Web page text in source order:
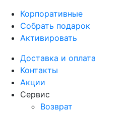
Корпоративные
Собрать подарок
Активировать
Доставка и оплата
Контакты
Акции
Сервис
Возврат